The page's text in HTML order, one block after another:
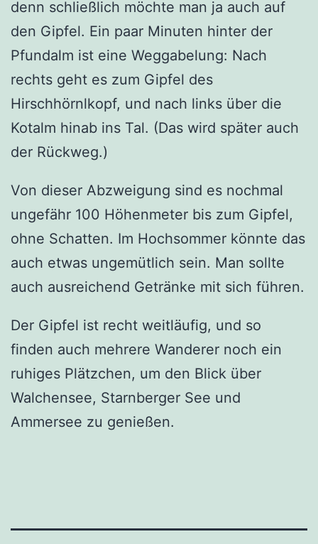
denn schließlich möchte man ja auch auf
den Gipfel. Ein paar Minuten hinter der
Pfundalm ist eine Weggabelung: Nach
rechts geht es zum Gipfel des
Hirschhörnlkopf, und nach links über die
Kotalm hinab ins Tal. (Das wird später auch
der Rückweg.)
Von dieser Abzweigung sind es nochmal
ungefähr 100 Höhenmeter bis zum Gipfel,
ohne Schatten. Im Hochsommer könnte das
auch etwas ungemütlich sein. Man sollte
auch ausreichend Getränke mit sich führen.
Der Gipfel ist recht weitläufig, und so
finden auch mehrere Wanderer noch ein
ruhiges Plätzchen, um den Blick über
Walchensee, Starnberger See und
Ammersee zu genießen.